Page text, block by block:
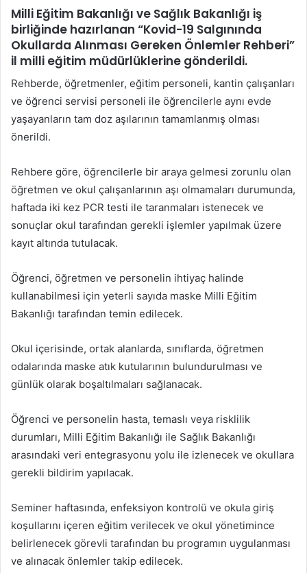
Milli Eğitim Bakanlığı ve Sağlık Bakanlığı iş
birliğinde hazırlanan “Kovid-19 Salgınında
Okullarda Alınması Gereken Önlemler Rehberi”
il milli eğitim müdürlüklerine gönderildi.
Rehberde, öğretmenler, eğitim personeli, kantin çalışanları
ve öğrenci servisi personeli ile öğrencilerle aynı evde
yaşayanların tam doz aşılarının tamamlanmış olması
önerildi.
Rehbere göre, öğrencilerle bir araya gelmesi zorunlu olan
öğretmen ve okul çalışanlarının aşı olmamaları durumunda,
haftada iki kez PCR testi ile taranmaları istenecek ve
sonuçlar okul tarafından gerekli işlemler yapılmak üzere
kayıt altında tutulacak.
Öğrenci, öğretmen ve personelin ihtiyaç halinde
kullanabilmesi için yeterli sayıda maske Milli Eğitim
Bakanlığı tarafından temin edilecek.
Okul içerisinde, ortak alanlarda, sınıflarda, öğretmen
odalarında maske atık kutularının bulundurulması ve
günlük olarak boşaltılmaları sağlanacak.
Öğrenci ve personelin hasta, temaslı veya risklilik
durumları, Milli Eğitim Bakanlığı ile Sağlık Bakanlığı
arasındaki veri entegrasyonu yolu ile izlenecek ve okullara
gerekli bildirim yapılacak.
Seminer haftasında, enfeksiyon kontrolü ve okula giriş
koşullarını içeren eğitim verilecek ve okul yönetimince
belirlenecek görevli tarafından bu programın uygulanması
ve alınacak önlemler takip edilecek.